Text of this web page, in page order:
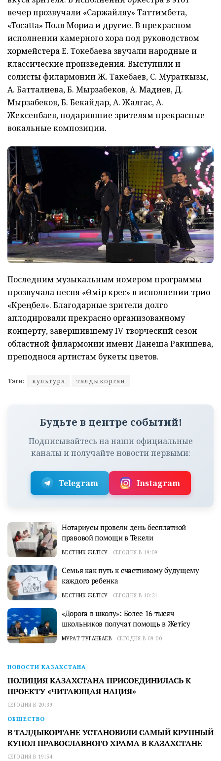
вечер прозвучали «Саржайляу» Таттимбета,
«Tocatta» Поля Мориа и другие. В прекрасном
исполнении камерного хора под руководством
хормейстера Е. Токебаева звучали народные и
классические произведения. Выступили и
солисты филармонии Ж. Такебаев, С. Мураткызы,
А. Батталиева, Б. Мырзабеков, А. Мадиев, Д.
Мырзабеков, Б. Бекайдар, А. Жалгас, А.
Жексенбаев, подарившие зрителям прекрасные
вокальные композиции.
Последним музыкальным номером программы
прозвучала песня «Өмір күрес» в исполнении трио
«Күреңбел». Благодарные зрители долго
аплодировали прекрасно организованному
концерту, завершившему IV творческий сезон
областной филармонии имени Данеша Ракишева,
преподнося артистам букеты цветов.
Тэги: культура талдыкорган
Будьте в центре событий!
Подписывайтесь на наши официальные
каналы и получайте новости первыми:
Telegram Instagram
Нотариусы провели день бесплатной
правовой помощи в Текели
ВЕСТНИК ЖЕТІСУ СЕГОДНЯ В 19:09
Семья как путь к счастливому будущему
каждого ребенка
ВЕСТНИК ЖЕТІСУ СЕГОДНЯ В 10:31
«Дорога в школу»: Более 16 тысяч
школьников получат помощь в Жетісу
МУРАТ ТУГАНБАЕВ СЕГОДНЯ В 09:00
НОВОСТИ КАЗАХСТАНА
ПОЛИЦИЯ КАЗАХСТАНА ПРИСОЕДИНИЛАСЬ К
ПРОЕКТУ «ЧИТАЮЩАЯ НАЦИЯ»
СЕГОДНЯ В 20:39
ОБЩЕСТВО
В ТАЛДЫКОРГАНЕ УСТАНОВИЛИ САМЫЙ КРУПНЫЙ
КУПОЛ ПРАВОСЛАВНОГО ХРАМА В КАЗАХСТАНЕ
СЕГОДНЯ В 19:54